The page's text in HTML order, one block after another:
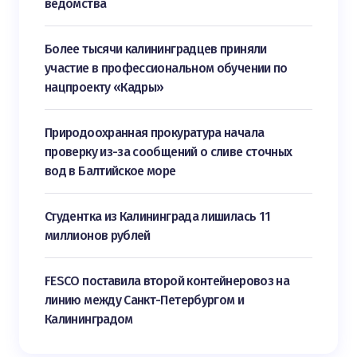
ведомства
Более тысячи калининградцев приняли
участие в профессиональном обучении по
нацпроекту «Кадры»
Природоохранная прокуратура начала
проверку из-за сообщений о сливе сточных
вод в Балтийское море
Студентка из Калининграда лишилась 11
миллионов рублей
FESCO поставила второй контейнеровоз на
линию между Санкт-Петербургом и
Калининградом